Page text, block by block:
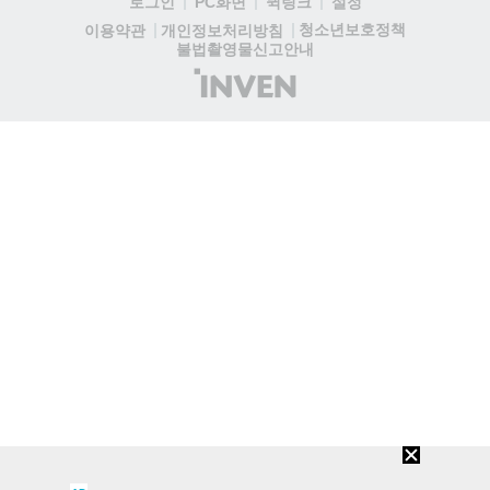
이용약관
개인정보처리방침
청소년보호정책
불법촬영물신고안내
(주)
인